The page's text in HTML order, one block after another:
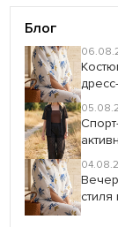
Блог
стиля